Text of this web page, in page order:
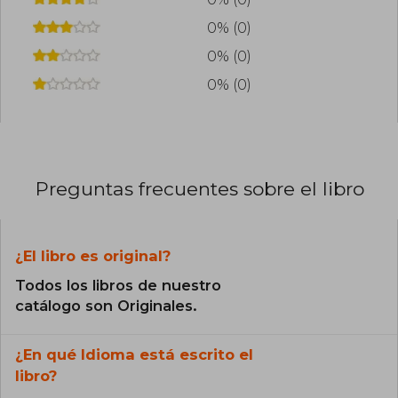
enfermedad (1863) y Memorias de la guerra
(1875). Finalizado el conflicto en 1965, publicó
Redobles de tambor. Mientras se empleaba en
la Oficina del Fiscal General, Whitman siguió
alzando la pluma para escribir versos como los
0% (0)
0% (0)
0% (0)
Preguntas frecuentes sobre el libro
¿El libro es original?
Todos los libros de nuestro
catálogo son Originales.
¿En qué Idioma está escrito el
libro?